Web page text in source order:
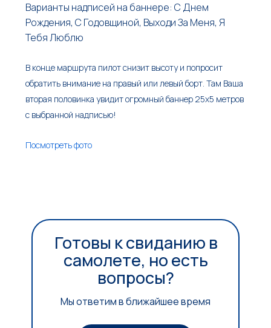
Варианты надписей на баннере: С Днем
Рождения, С Годовщиной, Выходи За Меня, Я
Тебя Люблю
В конце маршрута пилот снизит высоту и попросит
обратить внимание на правый или левый борт. Там Ваша
вторая половинка увидит огромный баннер 25х5 метров
с выбранной надписью!
Посмотреть фото
Готовы к свиданию в
самолете, но есть
вопросы?
Мы ответим в ближайшее время